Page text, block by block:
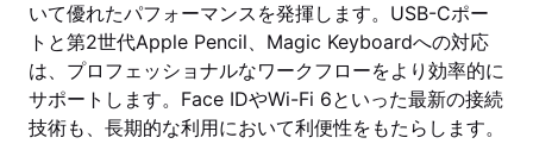
いて優れたパフォーマンスを発揮します。USB-Cポー
トと第2世代Apple Pencil、Magic Keyboardへの対応
は、プロフェッショナルなワークフローをより効率的に
サポートします。Face IDやWi-Fi 6といった最新の接続
技術も、長期的な利用において利便性をもたらします。